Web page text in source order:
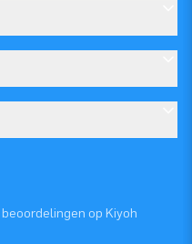
op Kiyoh